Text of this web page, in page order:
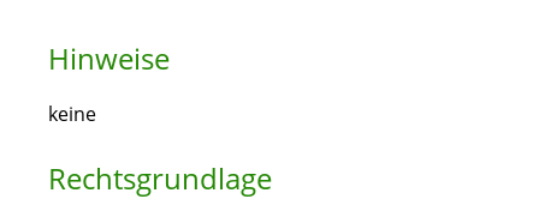
Hinweise
keine
Rechtsgrundlage